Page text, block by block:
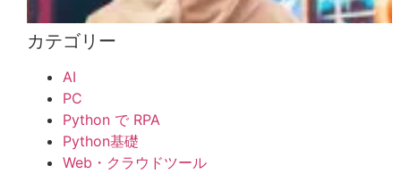
カテゴリー
AI
PC
Python で RPA
Python基礎
Web・クラウドツール